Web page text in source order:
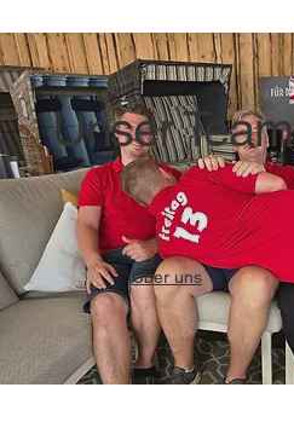
Unser Team
Über uns